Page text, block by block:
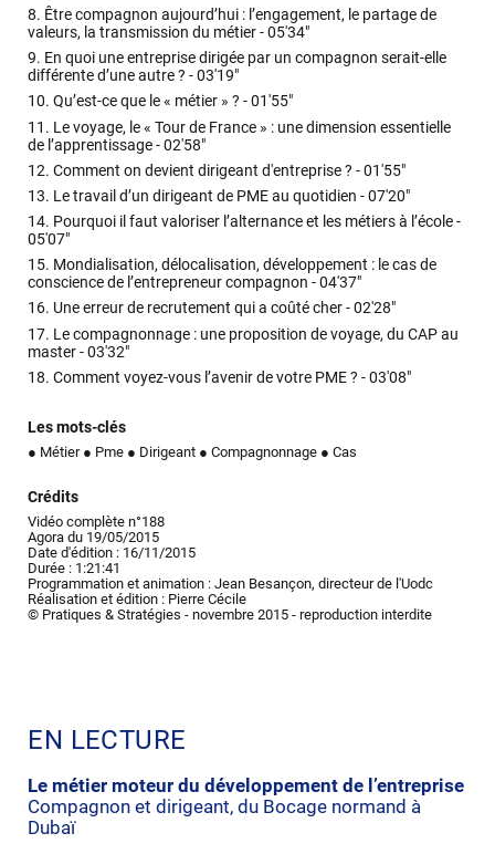
8. Être compagnon aujourd’hui : l’engagement, le partage de
valeurs, la transmission du métier -05'34"
9. En quoi une entreprise dirigée par un compagnon serait-elle
différente d’une autre ? -03'19"
10. Qu’est-ce que le « métier » ? -01'55"
11. Le voyage, le « Tour de France » : une dimension essentielle
de l’apprentissage -02'58"
12. Comment on devient dirigeant d'entreprise ? -01'55"
13. Le travail d’un dirigeant de PME au quotidien -07'20"
14. Pourquoi il faut valoriser l’alternance et les métiers à l’école -
05'07"
15. Mondialisation, délocalisation, développement : le cas de
conscience de l’entrepreneur compagnon -04'37"
16. Une erreur de recrutement qui a coûté cher -02'28"
17. Le compagnonnage : une proposition de voyage, du CAP au
master -03'32"
18. Comment voyez-vous l’avenir de votre PME ? -03'08"
Les mots-clés
● Métier ● Pme ● Dirigeant ● Compagnonnage ● Cas
Crédits
Vidéo complète n°188
Agora du 19/05/2015
Date d'édition : 16/11/2015
Durée : 1:21:41
Programmation et animation : Jean Besançon, directeur de l'Uodc
Réalisation et édition : Pierre Cécile
© Pratiques & Stratégies - novembre 2015 - reproduction interdite
EN LECTURE
Le métier moteur du développement de l’entreprise
Compagnon et dirigeant, du Bocage normand à
Dubaï